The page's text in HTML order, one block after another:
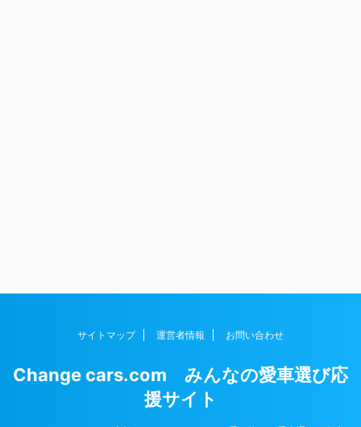
サイトマップ 運営者情報 お問い合わせ
Change cars.com みんなの愛車選び応
援サイト